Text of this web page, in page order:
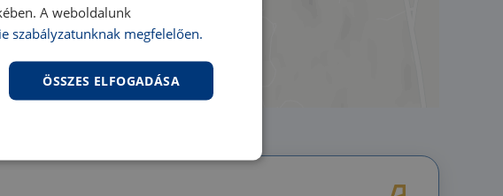
A weboldalunk
szabályzatunknak megfelelően.
ÖSSZES ELFOGADÁSA
Funkcionalitás